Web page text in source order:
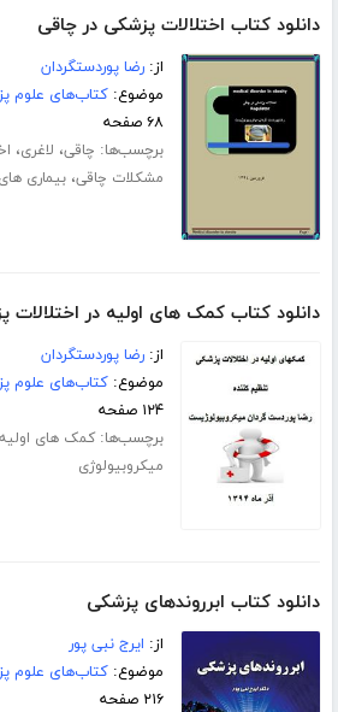
دانلود کتاب اختلالات پزشکی در چاقی
از:رضا پوردستگردان
موضوع:کتاب‌های علوم
۶۸ صفحه
برچسب‌ها: چاقی، لاغری،
مشکلات چاقی،بیماری
دانلود کتاب کمک های اولیه در اختلالات
از:رضا پوردستگردان
موضوع:کتاب‌های علوم
۱۲۴ صفحه
برچسب‌ها:کمک های اولیه
میکروبیولوژی
دانلود کتاب ابرروندهای پزشکی
از: ایرج نبی پور
موضوع:کتاب‌های علوم
۲۱۶ صفحه